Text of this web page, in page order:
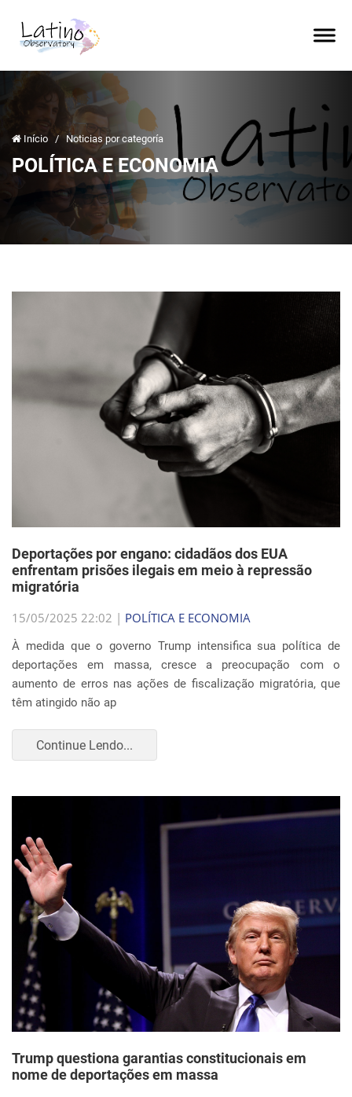
Início / Noticias por categoría
POLÍTICA E ECONOMIA
Deportações por engano: cidadãos dos EUA
enfrentam prisões ilegais em meio à repressão
migratória
15/05/2025 22:02 | POLÍTICA E ECONOMIA
À medida que o governo Trump intensifica sua política de
deportações em massa, cresce a preocupação com o
aumento de erros nas ações de fiscalização migratória, que
têm atingido não ap
Continue Lendo...
Trump questiona garantias constitucionais em
nome de deportações em massa